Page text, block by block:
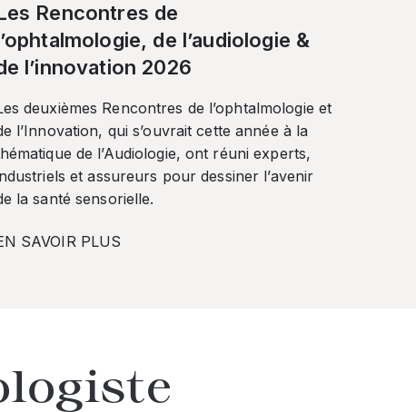
Rencontres de
de l’audiologie &
l’innovation 2026
deuxièmes Rencontres de l’ophtalmologie et
l’Innovation, qui s’ouvrait cette année à la
de l’Audiologie, ont réuni experts,
et assureurs pour dessiner l’avenir
la santé sensorielle.
SAVOIR PLUS